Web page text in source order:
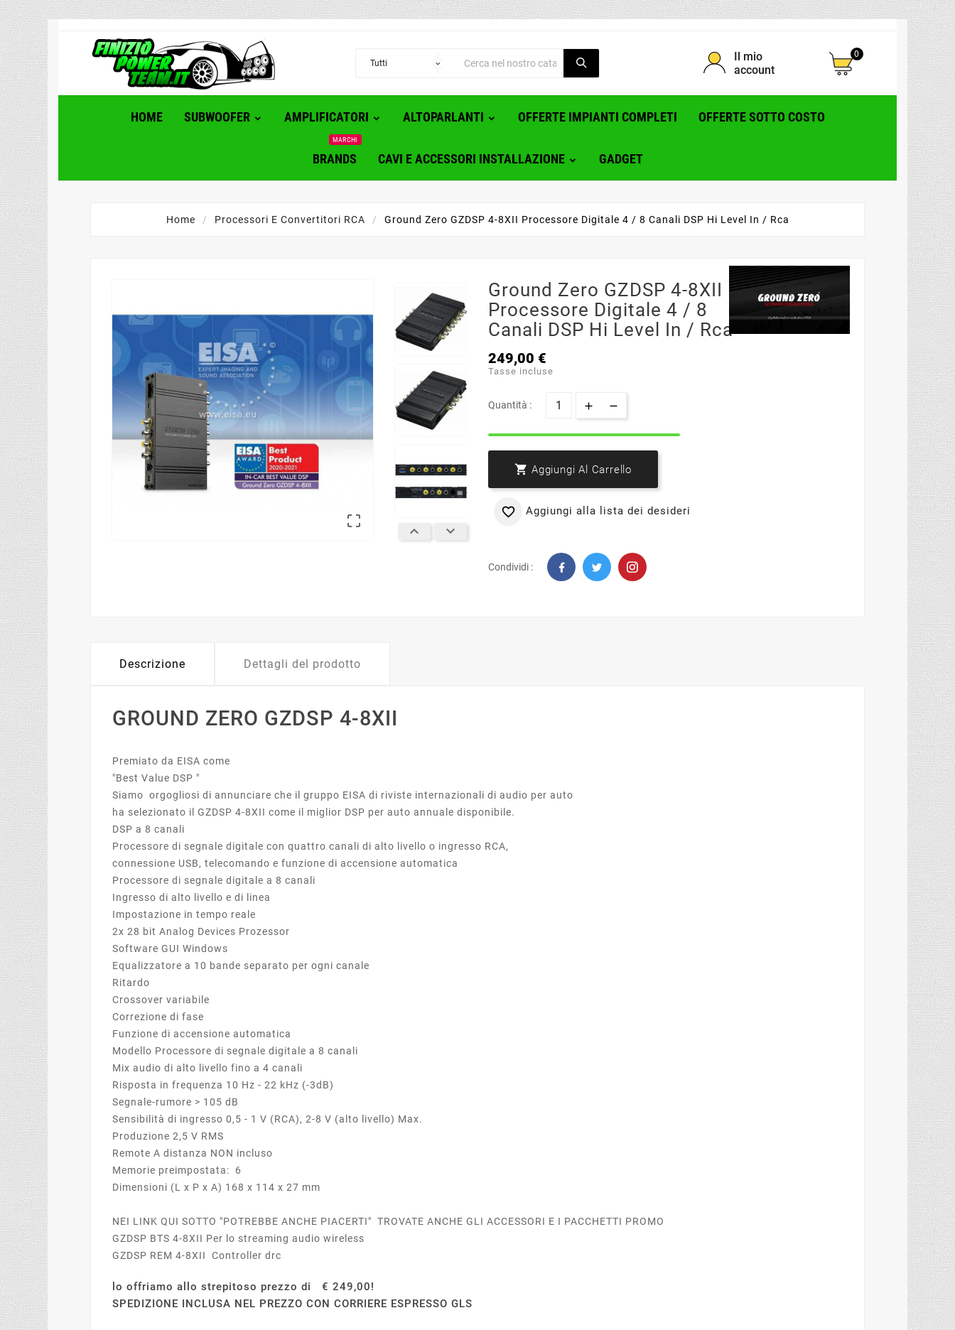
Il mio
account
0
HOME SUBWOOFER AMPLIFICATORI ALTOPARLANTI OFFERTE IMPIANTI COMPLETI OFFERTE SOTTO COSTO
BRANDS
MARCHI
CAVI E ACCESSORI INSTALLAZIONE GADGET
Home Processori E Convertitori RCA Ground Zero GZDSP 4-8XII Processore Digitale 4 / 8 Canali DSP Hi Level In / Rca

 
Ground Zero GZDSP 4-8XII
Processore Digitale 4 / 8
Canali DSP Hi Level In / Rca
249,00 €
Tasse incluse
Quantità :
 Aggiungi Al Carrello
 Aggiungi alla lista dei desideri
Condividi :
Descrizione Dettagli del prodotto
GROUND ZERO GZDSP 4-8XII
Premiato da EISA come
"Best Value DSP "
Siamo orgogliosi di annunciare che il gruppo EISA di riviste internazionali di audio per auto
ha selezionato il GZDSP 4-8XII come il miglior DSP per auto annuale disponibile.
DSP a 8 canali
Processore di segnale digitale con quattro canali di alto livello o ingresso RCA,
connessione USB, telecomando e funzione di accensione automatica
Processore di segnale digitale a 8 canali
Ingresso di alto livello e di linea
Impostazione in tempo reale
2x 28 bit Analog Devices Prozessor
Software GUI Windows
Equalizzatore a 10 bande separato per ogni canale
Ritardo
Crossover variabile
Correzione di fase
Funzione di accensione automatica
Modello Processore di segnale digitale a 8 canali
Mix audio di alto livello fino a 4 canali
Risposta in frequenza 10 Hz - 22 kHz (-3dB)
Segnale-rumore > 105 dB
Sensibilità di ingresso 0,5 - 1 V (RCA), 2-8 V (alto livello) Max.
Produzione 2,5 V RMS
Remote A distanza NON incluso
Memorie preimpostata: 6
Dimensioni (L x P x A) 168 x 114 x 27 mm
NEI LINK QUI SOTTO "POTREBBE ANCHE PIACERTI" TROVATE ANCHE GLI ACCESSORI E I PACCHETTI PROMO
GZDSP BTS 4-8XII Per lo streaming audio wireless
GZDSP REM 4-8XII Controller drc
lo offriamo allo strepitoso prezzo di € 249,00!
SPEDIZIONE INCLUSA NEL PREZZO CON CORRIERE ESPRESSO GLS